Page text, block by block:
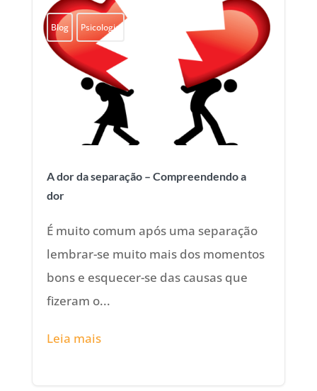
Blog Psicologia
A dor da separação – Compreendendo a
dor
É muito comum após uma separação
lembrar-se muito mais dos momentos
bons e esquecer-se das causas que
fizeram o...
Leia mais